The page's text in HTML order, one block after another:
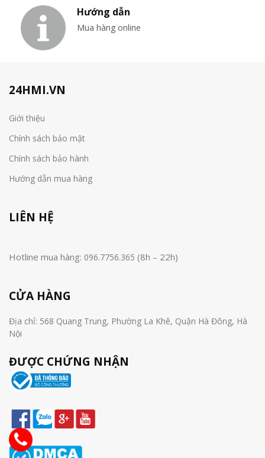
Hướng dẫn
Mua hàng online
24HMI.VN
Giới thiệu
Chính sách bảo mật
Chính sách bảo hành
Hướng dẫn mua hàng
LIÊN HỆ
Hotline mua hàng: 096.7756.365 (8h – 22h)
CỬA HÀNG
Địa chỉ: 568 Quang Trung, Phường La Khê, Quận Hà Đông, Hà
Nội
ĐƯỢC CHỨNG NHẬN